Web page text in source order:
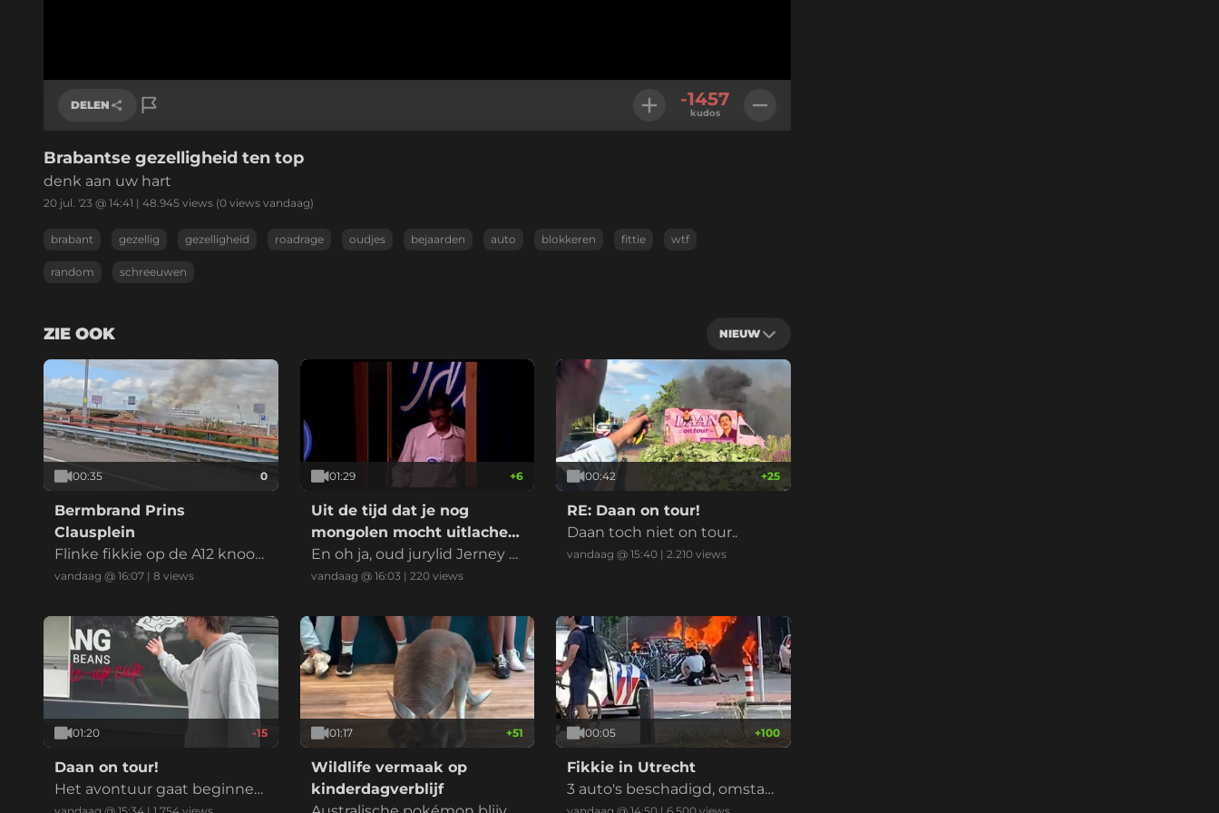
DELEN
Link kopiëren
-1457
kudos
Brabantse gezelligheid ten top
denk aan uw hart
20 jul. '23 @ 14:41 | 48.945 views (0 views vandaag)
brabant gezellig gezelligheid roadrage oudjes bejaarden auto blokkeren fittie wtf
random schreeuwen
ZIE OOK NIEUW
00:35 0
Bermbrand Prins
Clausplein
Flinke fikkie op de A12 knoop
punt Prins Clausplein bij Den
vandaag @ 16:07 | 8 views
01:29 +6
Uit de tijd dat je nog
mongolen mocht uitlachen
op primetimetelevee
En oh ja, oud jurylid Jerney K
aagman is overleden, RIP.
vandaag @ 16:03 | 220views
00:42 +25
RE: Daan on tour!
Daan toch niet on tour..
vandaag @ 15:40 |2.210 views
01:20 -15
Daan on tour!
Het avontuur gaat beginne
01:17 +51
Wildlife vermaak op
kinderdagverblijf
00:05 +100
Fikkie in Utrecht
3 auto's beschadigd, omstan